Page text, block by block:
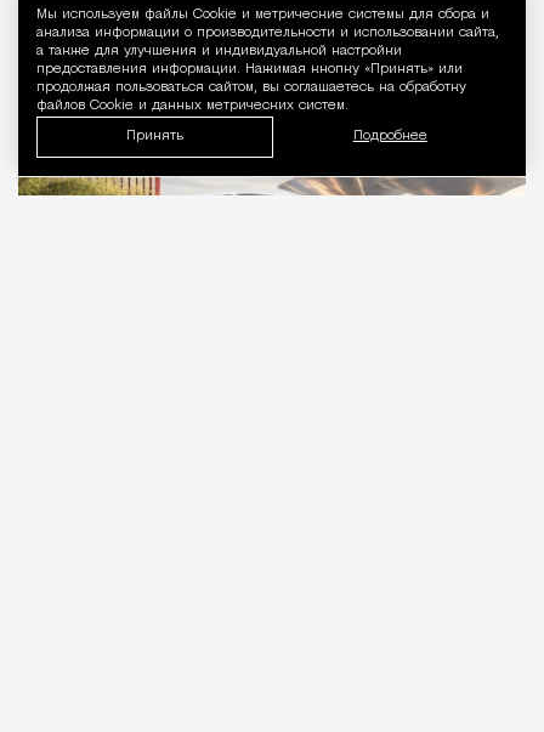
Уведомление
Мы используем файлы Сookie и метрические системы для сбора и
анализа информации о производительности и использовании сайта,
а также для улучшения и индивидуальной настройки
предоставления информации. Нажимая кнопку «Принять» или
продолжая пользоваться сайтом, вы соглашаетесь на обработку
файлов Cookie и данных метрических систем.
Принять Подробнее
Город Николай Спиридонов